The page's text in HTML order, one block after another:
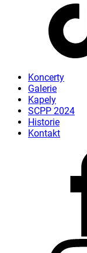
Koncerty
Galerie
Kapely
SCPP 2024
Historie
Kontakt